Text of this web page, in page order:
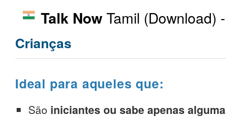
Talk NowTamil (Download)
Crianças
Ideal para aqueles que:
São iniciantes ou sabe apenas